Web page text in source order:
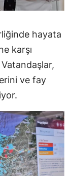
hayata
karşı
ve fay